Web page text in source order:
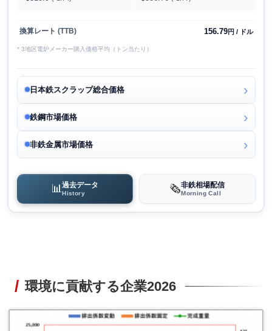
換算レート (TTB) 156.79円 / ドル
* 3地区電炉メーカー購入価格平均（トン当たり）
日本鉄スクラップ総合価格
鉄鋼市場価格
非鉄金属市場価格
📊過去データ
History 🗞️非鉄相場配信
Morning Call
環境に貢献する企業2026